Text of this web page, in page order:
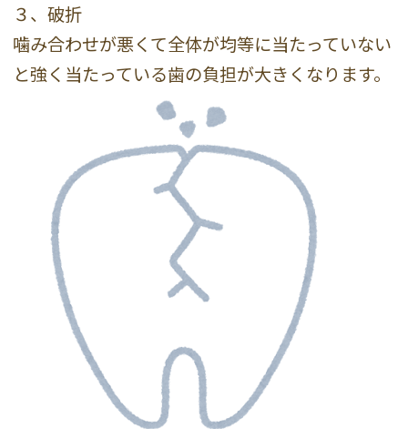
３、破折
噛み合わせが悪くて全体が均等に当たっていない
と強く当たっている歯の負担が大きくなります。